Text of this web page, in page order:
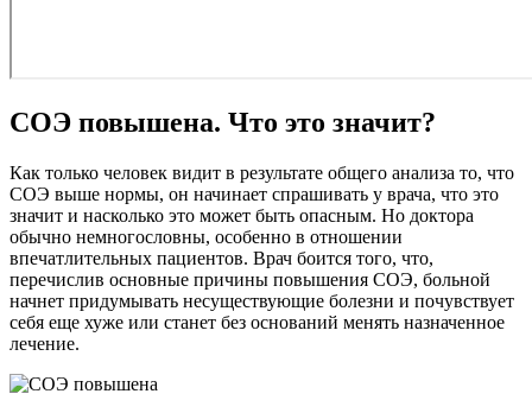
СОЭ повышена. Что это значит?
Как только человек видит в результате общего анализа то, что
СОЭ выше нормы, он начинает спрашивать у врача, что это
значит и насколько это может быть опасным. Но доктора
обычно немногословны, особенно в отношении
впечатлительных пациентов. Врач боится того, что,
перечислив основные причины повышения СОЭ, больной
начнет придумывать несуществующие болезни и почувствует
себя еще хуже или станет без оснований менять назначенное
лечение.